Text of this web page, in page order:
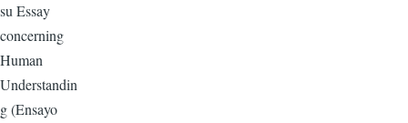
su Essay
concerning
Human
Understandin
g (Ensayo